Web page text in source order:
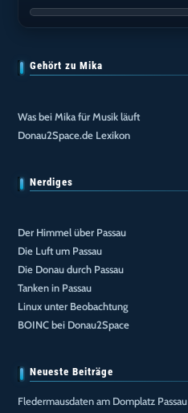
Gehört zu Mika
Was bei Mika für Musik läuft
Donau2Space.de Lexikon
Nerdiges
Der Himmel über Passau
Die Luft um Passau
Die Donau durch Passau
Tanken in Passau
Linux unter Beobachtung
BOINC bei Donau2Space
Neueste Beiträge
Fledermausdaten am Domplatz Passau